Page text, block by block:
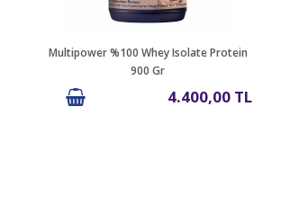
Multipower %100 Whey Isolate Protein
900 Gr
4.400,00 TL